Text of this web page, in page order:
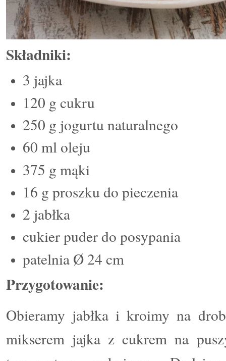
Składniki:
3 jajka
120 g cukru
250 g jogurtu naturalnego
60 ml oleju
375 g mąki
16 g proszku do pieczenia
2 jabłka
cukier puder do posypania
patelnia Ø 24 cm
Przygotowanie:
Obieramy jabłka i kroimy na
mikserem jajka z cukrem na